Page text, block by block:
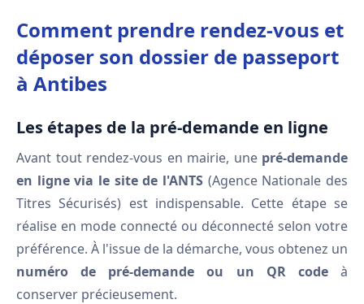
Comment prendre rendez-vous et
déposer son dossier de passeport
à Antibes
Les étapes de la pré-demande en ligne
Avant tout rendez-vous en mairie, une pré-demande
en ligne via le site de l'ANTS (Agence Nationale des
Titres Sécurisés) est indispensable. Cette étape se
réalise en mode connecté ou déconnecté selon votre
préférence. À l'issue de la démarche, vous obtenez un
numéro de pré-demande ou un QR codeà
conserver précieusement.